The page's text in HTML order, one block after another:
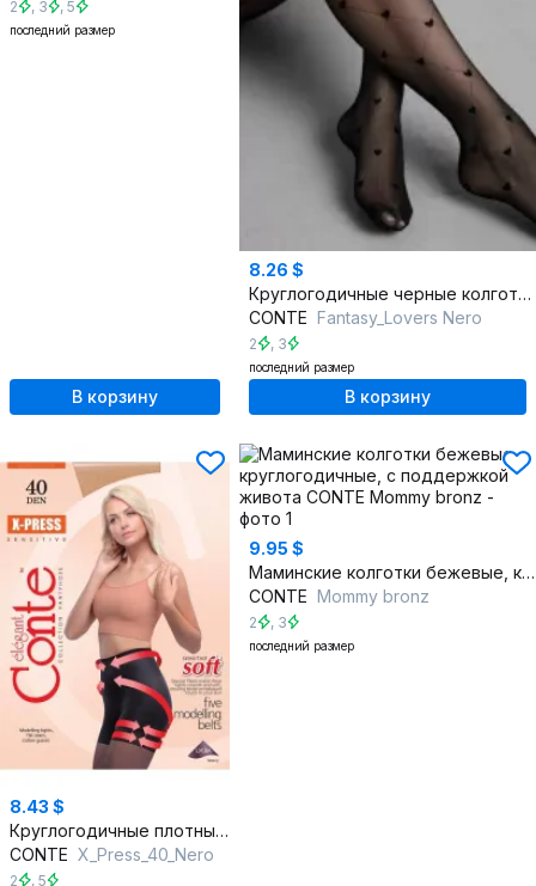
2 , 3 , 5
последний размер
В корзину
8.26 $
Круглогодичные черные колготки с романтичными сердечками 20 den
CONTE Fantasy_Lovers Nero
2 , 3
последний размер
В корзину
8.43 $
Круглогодичные плотные матовые колготки из трикотажа
CONTE X_Press_40_Nero
2 , 5
9.95 $
Маминские колготки бежевые, круглогодичные, с поддержкой живота
CONTE Mommy bronz
2 , 3
последний размер